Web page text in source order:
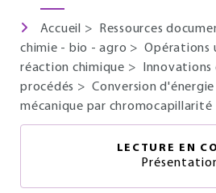
Accueil > Ressources
chimie - bio - agro >Opérations
réaction chimique >
Innovations
procédés > Conversion
mécanique par chromocapillarité
LECTURE EN